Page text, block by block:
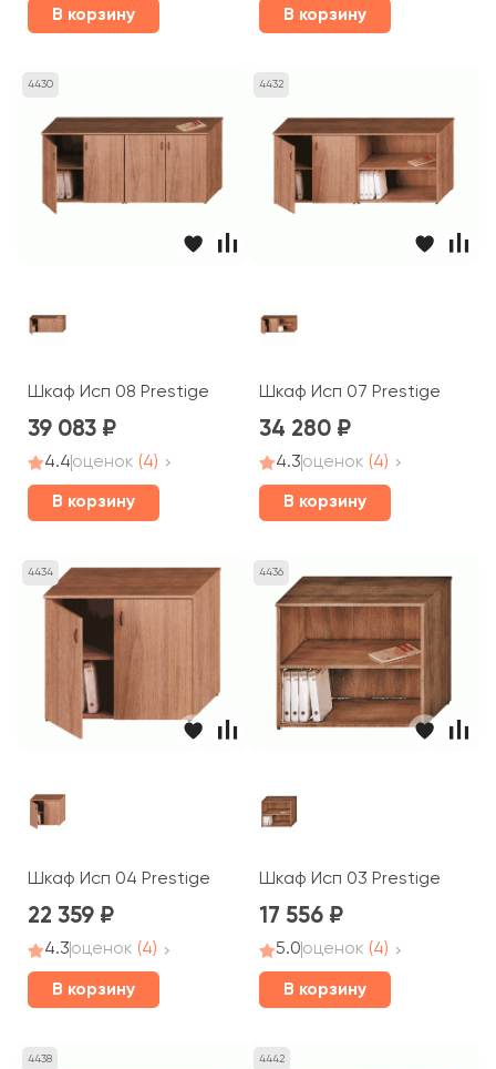
В корзину В корзину
4430
Шкаф Исп 08 Prestige
39 083
4.4оценок (4)
В корзину
4432
Шкаф Исп 07 Prestige
34 280
4.3оценок (4)
В корзину
4434
Шкаф Исп 04 Prestige
22 359
4.3оценок (4)
В корзину
4436
Шкаф Исп 03 Prestige
17 556
5.0оценок (4)
В корзину
4438 4442